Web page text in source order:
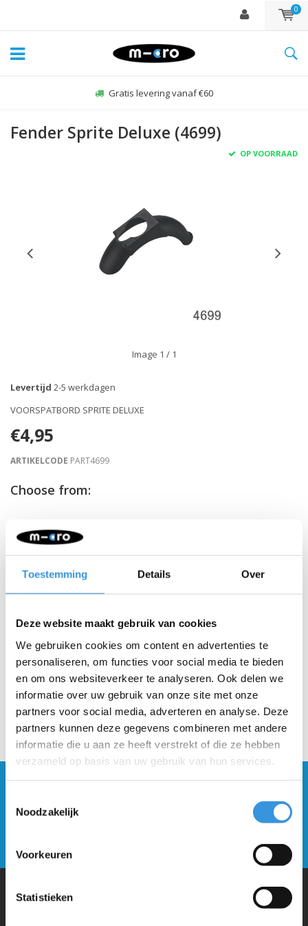
Toestemming Details Over
Deze website maakt gebruik van cookies
We gebruiken cookies om content en advertenties te
personaliseren, om functies voor social media te bieden
en om ons websiteverkeer te analyseren. Ook delen we
informatie over uw gebruik van onze site met onze
partners voor social media, adverteren en analyse. Deze
partners kunnen deze gegevens combineren met andere
informatie die u aan ze heeft verstrekt of die ze hebben
verzameld op basis van uw gebruik van hun services.
Noodzakelijk
Voorkeuren
Statistieken
0
Gratis levering vanaf €60
Fender Sprite Deluxe (4699)
OP VOORRAAD
Image 1 / 1
Levertijd 2-5 werkdagen
VOORSPATBORD SPRITE DELUXE
€4,95
ARTIKELCODE PART4699
Choose from:
- +
Gratis verzending vanaf €60
nieuwsbrief